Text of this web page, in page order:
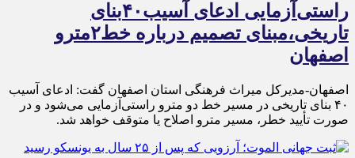
راستی‌آزمایی ادعای آسیب۴۰بنای
تاریخی،مبنای تصمیم درباره خط۲مترو
اصفهان
اصفهان-مدیرکل میراث فرهنگی استان اصفهان گفت: ادعای آسیب
۴۰ بنای تاریخی در مسیر خط دو مترو راستی‌آزمایی می‌شود و در
صورت تأیید خطر، مسیر مترو اصلاح یا متوقف خواهد شد.